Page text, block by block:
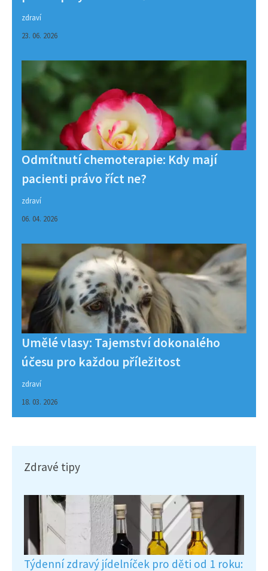
zdraví
23. 06. 2026
Odmítnutí chemoterapie: Kdy mají
pacienti právo říct ne?
zdraví
06. 04. 2026
Umělé vlasy: Tajemství dokonalého
účesu pro každou příležitost
zdraví
18. 03. 2026
Zdravé tipy
Týdenní zdravý jídelníček pro děti od 1 roku: